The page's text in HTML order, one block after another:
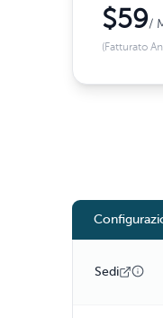
$59/
(Fatturato
Sedi